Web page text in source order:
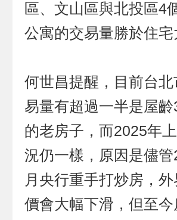
區、文山區與北投區4
公寓的交易量勝於住宅
何世昌提醒，目前台
易量有超過一半是屋
的老房子，而2025年
況仍一樣，原因是儘
月央行重手打炒房，
價會大幅下滑，但至